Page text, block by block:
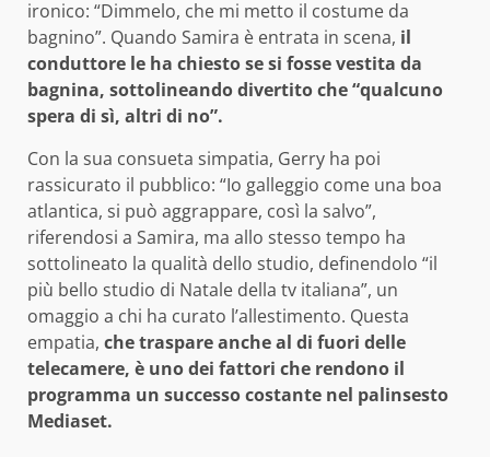
ironico: “Dimmelo, che mi metto il costume da
bagnino”. Quando Samira è entrata in scena, il
conduttore le ha chiesto se si fosse vestita da
bagnina, sottolineando divertito che “qualcuno
spera di sì, altri di no”.
Con la sua consueta simpatia, Gerry ha poi
rassicurato il pubblico: “Io galleggio come una boa
atlantica, si può aggrappare, così la salvo”,
riferendosi a Samira, ma allo stesso tempo ha
sottolineato la qualità dello studio, definendolo “il
più bello studio di Natale della tv italiana”, un
omaggio a chi ha curato l’allestimento. Questa
empatia, che traspare anche al di fuori delle
telecamere, è uno dei fattori che rendono il
programma un successo costante nel palinsesto
Mediaset.